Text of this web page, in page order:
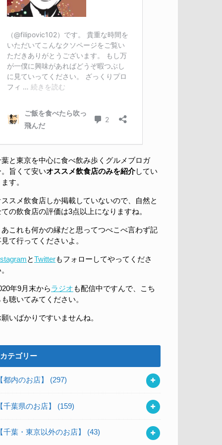
葉と東京を中心に食べ飲み歩くグルメブロガ
。旨くて安いオススメ飲食店のみを紹介してい
す。
ススメ飲食店しか掲載していないので、自然と
ての飲食店の評価は3点以上になりますね。
あこれも何かの縁だと思ってつべこべ言わず記
て行ってくださいよ。
とTwitterもフォローしてやってくださ
年9月末からラジオも配信中ですんで、こち
聴いてみてください。
いばかりですいませんね。
カテゴリー
都内のお店】 (297)
千葉県のお店】 (159)
千葉・東京以外のお店】 (43)